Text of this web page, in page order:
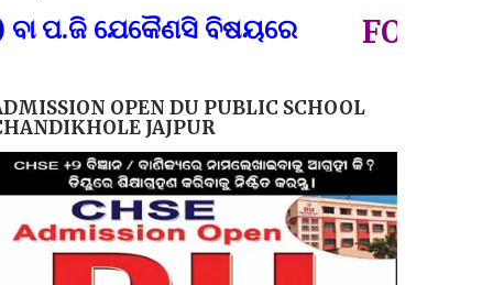
ଯେକୈଣସି ବିଷୟରେ FOR GOVT
OPEN DU PUBLIC SCHOOL
JAJPUR